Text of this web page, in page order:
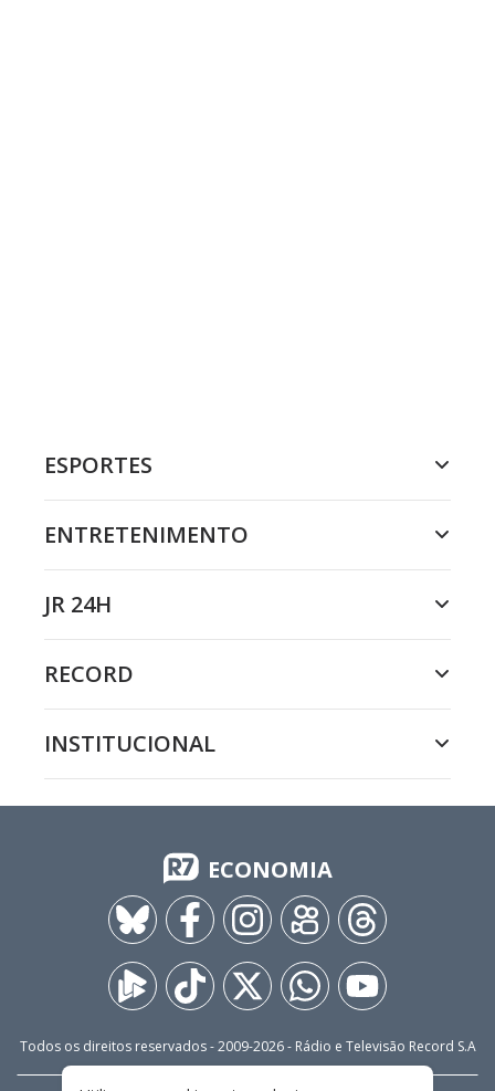
ESPORTES
ENTRETENIMENTO
JR 24H
RECORD
INSTITUCIONAL
ECONOMIA
Todos os direitos reservados - 2009-2026- Rádio e Televisão Record S.A